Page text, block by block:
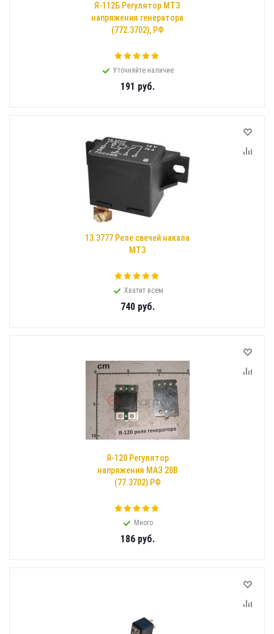
Я-112Б Регулятор МТЗ
напряжения генератора
(772.3702), РФ
Уточняйте наличие
191 руб.
13.3777 Реле свечей накала
МТЗ
Хватит всем
740руб.
Я-120 Регулятор
напряжения МАЗ 28В
(77.3702) РФ
Много
186руб.